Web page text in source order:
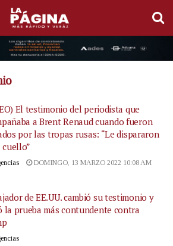
El testimonio del periodista que
a Brent Renaud cuando fueron
por las tropas rusas: “Le dispararon
DOMINGO, 13 MARZO 2022 10:08 AM
de EE.UU. cambió su testimonio y
la prueba más contundente contra